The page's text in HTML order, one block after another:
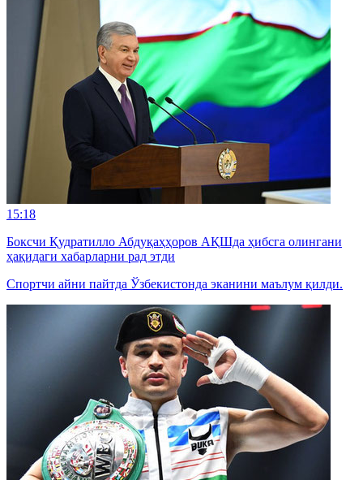
15:18
Боксчи Қудратилло Абдуқаҳҳоров АҚШда ҳибсга олингани
ҳақидаги хабарларни рад этди
Спортчи айни пайтда Ўзбекистонда эканини маълум қилди.